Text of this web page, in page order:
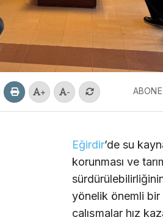
+ -
Eğirdir’de su
korunması ve
yönelik önemli bir
çalışmalar hız